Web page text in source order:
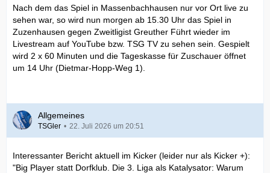
Nach dem das Spiel in Massenbachhausen nur vor Ort live zu
sehen war, so wird nun morgen ab 15.30 Uhr das Spiel in
Zuzenhausen gegen Zweitligist Greuther Führt wieder im
Livestream auf YouTube bzw. TSG TV zu sehen sein. Gespielt
wird 2 x 60 Minuten und die Tageskasse für Zuschauer öffnet
um 14 Uhr (Dietmar-Hopp-Weg 1).
Allgemeines
TSGler 22. Juli 2026 um 20:51
Interessanter Bericht aktuell im Kicker (leider nur als Kicker +):
"Big Player statt Dorfklub. Die 3. Liga als Katalysator: Warum